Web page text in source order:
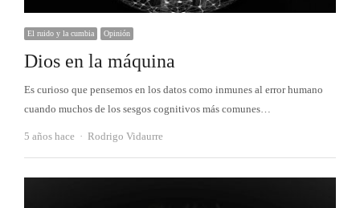
El ruido y la cumbia Opinión
Dios en la máquina
Es curioso que pensemos en los datos como inmunes al error humano
cuando muchos de los sesgos cognitivos más comunes…
5 años hace Autor
Rodrigo Vidaurre